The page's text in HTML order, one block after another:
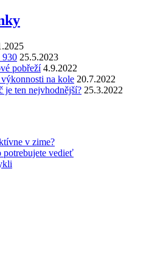
930 25.5.2023
pobřeží 4.9.2022
na kole 20.7.2022
je ten nejvhodnější? 25.3.2022
v zime?
vedieť